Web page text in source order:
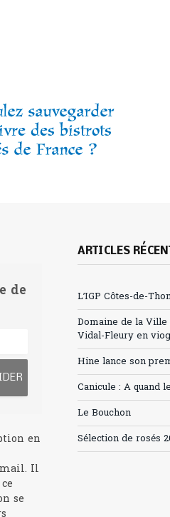
de
en
Il
se
ARTICLES
L’IGP Côtes-de-
Domaine de la Ville
Vidal-Fleury en
Hine lance son
Canicule : A quand
Le Bouchon
Sélection de rosés